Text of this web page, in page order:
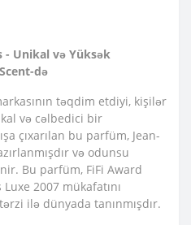
- Unikal və Yüksək
də
təqdim etdiyi, kişilər
və cəlbedici bir
çıxarılan bu parfüm, Jean-
və odunsu
Bu parfüm, FiFi Award
2007 mükafatını
ilə dünyada tanınmışdır.